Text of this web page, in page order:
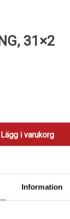
Information
31×2
Lägg i varukorg